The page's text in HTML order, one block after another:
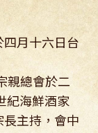
月十六日台
總會於二
紀海鮮酒家
主持，會中